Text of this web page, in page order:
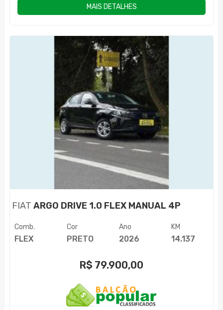
MAIS DETALHES
FIAT ARGO DRIVE 1.0 FLEX MANUAL 4P
Comb.
FLEX
Cor
PRETO
Ano
2026
KM
14.137
R$ 79.900,00